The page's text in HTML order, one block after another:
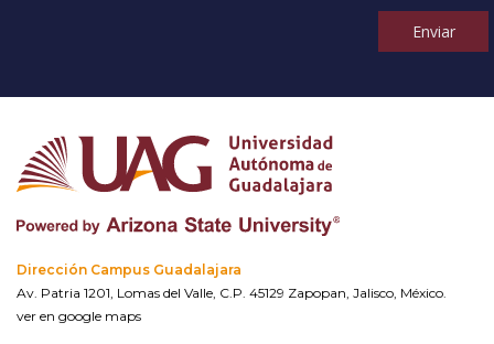
Enviar
Dirección Campus Guadalajara
Av. Patria 1201, Lomas del Valle, C.P. 45129 Zapopan, Jalisco, México.
ver en google maps